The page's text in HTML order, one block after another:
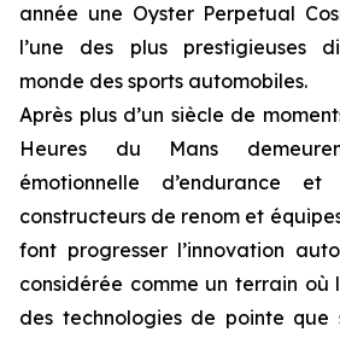
année une Oyster Perpetual
l’une des plus prestigieuses
monde des sports automobiles.
Après plus d’un siècle de
Heures du Mans
émotionnelle d’endurance
constructeurs de renom et
font progresser l’innovation
considérée comme un terrain où
des technologies de pointe que